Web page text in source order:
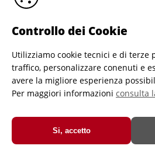
Informativa sull'utilizzo dei
Cookies
Privacy Policy di
Crescere Portiere Asd-Ets - Via
© Crescere Portiere
Controllo dei Cookie
Utilizziamo cookie tecnici e di terze
traffico, personalizzare conenuti e
avere la migliore esperienza
Per maggiori informazioni consulta
Si, accetto